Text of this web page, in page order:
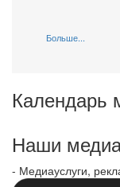
Больше...
Календарь
Наши
- Медиауслуги,